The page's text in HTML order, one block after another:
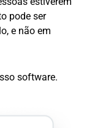
pode ser
e não em
software.